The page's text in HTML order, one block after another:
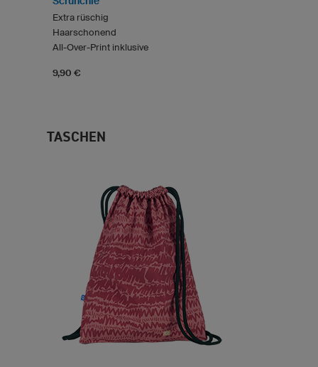
Extra rüschig
Haarschonend
All-Over-Print inklusive
9,90 €
TASCHEN